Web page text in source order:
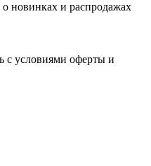
о новинках и распродажах
с условиями оферты и